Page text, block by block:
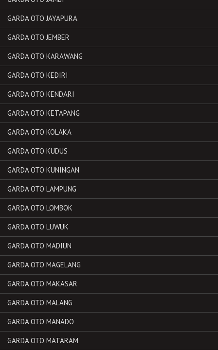
GARDA OTO JAYAPURA
GARDA OTO JEMBER
GARDA OTO KARAWANG
GARDA OTO KEDIRI
GARDA OTO KENDARI
GARDA OTO KETAPANG
GARDA OTO KOLAKA
GARDA OTO KUDUS
GARDA OTO KUNINGAN
GARDA OTO LAMPUNG
GARDA OTO LOMBOK
GARDA OTO LUWUK
GARDA OTO MADIUN
GARDA OTO MAGELANG
GARDA OTO MAKASAR
GARDA OTO MALANG
GARDA OTO MANADO
GARDA OTO MATARAM